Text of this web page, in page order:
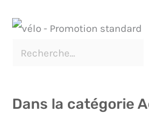
Dans la catégorie